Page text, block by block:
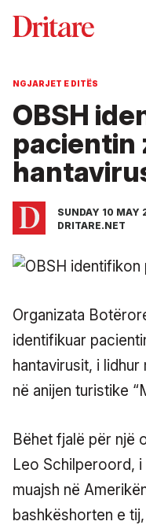
NGJARJET E DITËS
OBSH
pacientin
SUNDAY 10 MAY
DRITARE.NET
Organizata
identifikuar
hantavirusit, i
në anijen turistike
Bëhet fjalë për një
Leo Schilperoord,
muajsh në
bashkëshorten e